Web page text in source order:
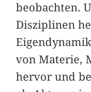
beobachten.
Disziplinen
von Materie,
hervor und